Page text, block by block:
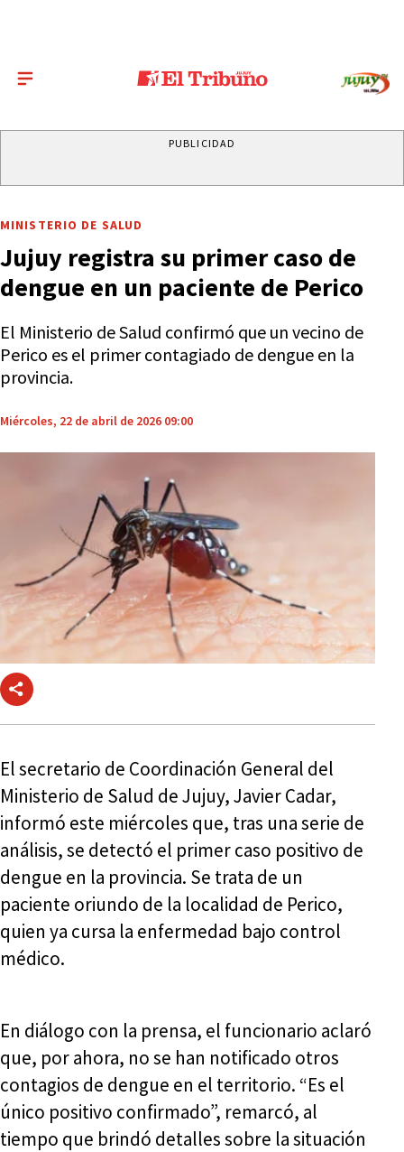
PUBLICIDAD
MINISTERIO DE SALUD
Jujuy registra su primer caso de
dengue en un paciente de Perico
El Ministerio de Salud confirmó que un vecino de
Perico es el primer contagiado de dengue en la
provincia.
Miércoles, 22 de abril de 2026 09:00
El secretario de Coordinación General del
Ministerio de Salud de Jujuy, Javier Cadar,
informó este miércoles que, tras una serie de
análisis, se detectó el primer caso positivo de
dengue en la provincia. Se trata de un
paciente oriundo de la localidad de Perico,
quien ya cursa la enfermedad bajo control
médico.
En diálogo con la prensa, el funcionario aclaró
que, por ahora, no se han notificado otros
contagios de dengue en el territorio. “Es el
único positivo confirmado”, remarcó, al
tiempo que brindó detalles sobre la situación